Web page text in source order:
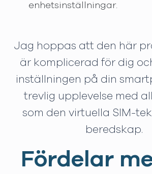
enhetsinställningar.
Jag hoppas att den här
är komplicerad för dig
inställningen på din
trevlig upplevelse med
som den virtuella SIM-
beredskap.
Fördelar